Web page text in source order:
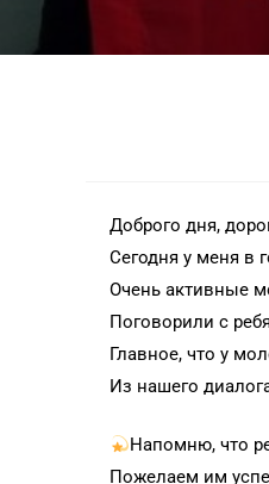
Доброго дня,
Сегодня у меня в
Очень активные
Поговорили с
Главное, что у
Из нашего
Напомню, что
Пожелаем им